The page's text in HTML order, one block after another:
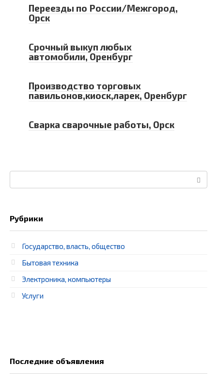
Переезды по России/Межгород,
Орск
Срочный выкуп любых
автомобили, Оренбург
Производство торговых
павильонов,киоск,ларек, Оренбург
Сварка сварочные работы, Орск
Рубрики
Государство, власть, общество
Бытовая техника
Электроника, компьютеры
Услуги
Последние объявления